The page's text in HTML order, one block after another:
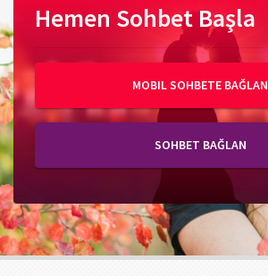
Hemen Sohbet Başla
MOBIL SOHBETE BAĞLAN
SOHBET BAĞLAN